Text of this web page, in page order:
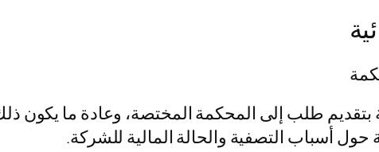
بتقديم طلب إلى المحكمة المختصة، وعادة ما
أسباب التصفية والحالة المالية للشركة.